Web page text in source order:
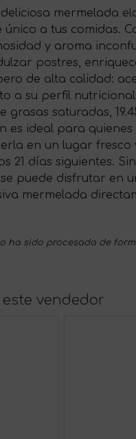
deliciosa mermelada
a tus comidas.
y aroma
postres,
de alta calidad:
a su perfil
grasas saturadas,
es ideal para
en un lugar
21 días siguientes.
puede disfrutar en
mermelada
ha sido procesada de
vendedor